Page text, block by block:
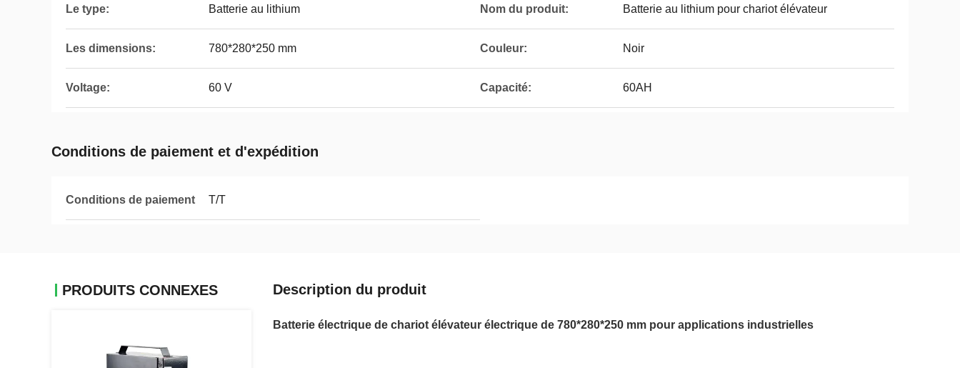
Le type: Batterie au lithium Nom du produit: Batterie au lithium pour chariot élévateur
Les dimensions: 780*280*250 mm Couleur: Noir
Voltage: 60 V Capacité: 60AH
Conditions de paiement et d'expédition
Conditions de paiement T/T
PRODUITS CONNEXES Description du produit
Batterie électrique de chariot élévateur électrique de 780*280*250 mm pour applications industrielles